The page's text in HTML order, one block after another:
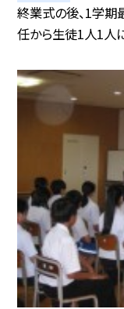
終業式の後、1学期
任から生徒1人1人